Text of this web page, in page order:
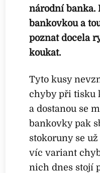
národní banka.
bankovkou a
poznat docela
koukat.
Tyto kusy
chyby při tisku
a dostanou se
bankovky pak
stokoruny se
víc variant
nich dnes stojí